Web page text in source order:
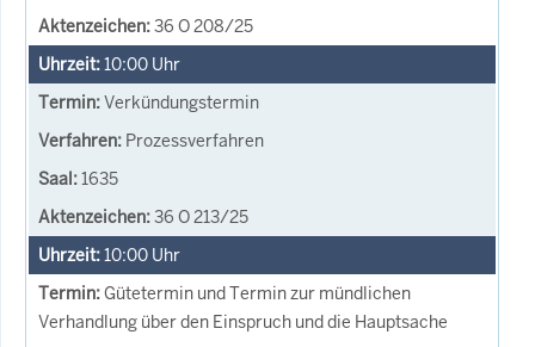
36 O 208/25
10:00 Uhr
Verkündungstermin
Prozessverfahren
1635
36 O 213/25
10:00 Uhr
Gütetermin und Termin zur mündlichen
Verhandlung über den Einspruch und die Hauptsache